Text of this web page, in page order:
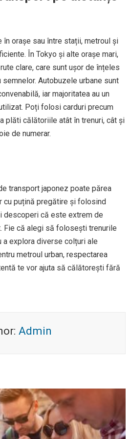
în orașe sau între stații, metroul și
În Tokyo și alte orașe mari,
clare, care sunt ușor de înțeles
Autobuzele urbane sunt
iar majoritatea au un
Poți folosi carduri precum
plăti călătoriile atât în trenuri, cât și
de numerar.
transport japonez poate părea
cu puțină pregătire și folosind
descoperi că este extrem de
Fie că alegi să folosești trenurile
a explora diverse colțuri ale
metroul urban, respectarea
te vor ajuta să călătorești fără
Admin